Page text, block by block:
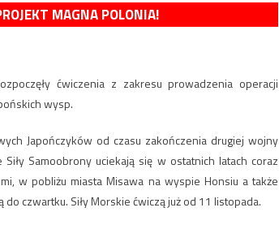
MAGNA POLONIA!
ćwiczenia z zakresu prowadzenia operacji
wysp.
Japończyków od czasu zakończenia drugiej wojny
Samoobrony uciekają się w ostatnich latach coraz
w pobliżu miasta Misawa na wyspie Honsiu a także
czwartku. Siły Morskie ćwiczą już od 11 listopada.